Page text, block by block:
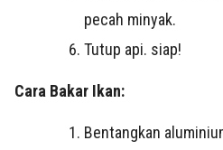
pecah minyak.
Tutup api. siap!
Cara Bakar Ikan:
Bentangkan